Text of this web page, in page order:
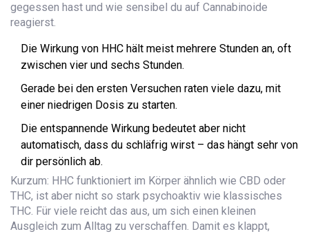
gegessen hast und wie sensibel du auf Cannabinoide
reagierst.
Die Wirkung von HHC hält meist mehrere Stunden an, oft
zwischen vier und sechs Stunden.
Gerade bei den ersten Versuchen raten viele dazu, mit
einer niedrigen Dosis zu starten.
Die entspannende Wirkung bedeutet aber nicht
automatisch, dass du schläfrig wirst – das hängt sehr von
dir persönlich ab.
Kurzum: HHC funktioniert im Körper ähnlich wie CBD oder
THC, ist aber nicht so stark psychoaktiv wie klassisches
THC. Für viele reicht das aus, um sich einen kleinen
Ausgleich zum Alltag zu verschaffen. Damit es klappt,